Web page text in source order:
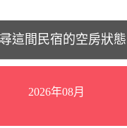
這間民宿的空房狀態
2026年08月